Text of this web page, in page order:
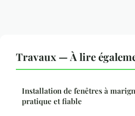
Travaux — À lire
Installation de fenêtres à
pratique et fiable